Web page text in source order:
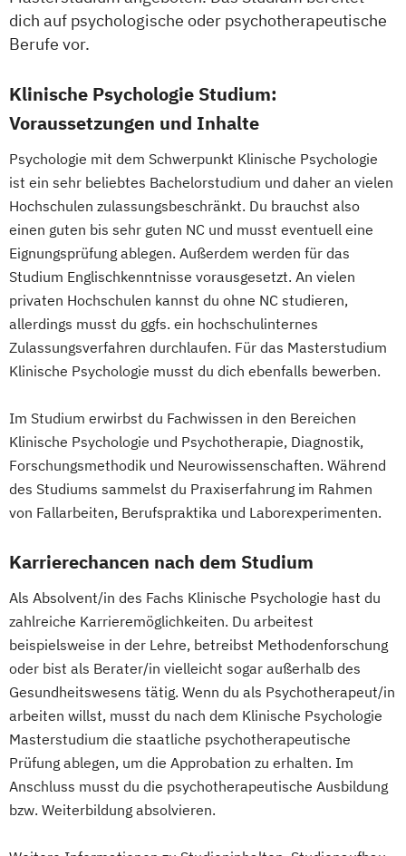
dich auf psychologische oder psychotherapeutische
Berufe vor.
Klinische Psychologie Studium:
Voraussetzungen und Inhalte
Psychologie mit dem Schwerpunkt Klinische Psychologie
ist ein sehr beliebtes Bachelorstudium und daher an vielen
Hochschulen zulassungsbeschränkt. Du brauchst also
einen guten bis sehr guten NC und musst eventuell eine
Eignungsprüfung ablegen. Außerdem werden für das
Studium Englischkenntnisse vorausgesetzt. An vielen
privaten Hochschulen kannst du ohne NC studieren,
allerdings musst du ggfs. ein hochschulinternes
Zulassungsverfahren durchlaufen. Für das Masterstudium
Klinische Psychologie musst du dich ebenfalls bewerben.
Im Studium erwirbst du Fachwissen in den Bereichen
Klinische Psychologie und Psychotherapie, Diagnostik,
Forschungsmethodik und Neurowissenschaften. Während
des Studiums sammelst du Praxiserfahrung im Rahmen
von Fallarbeiten, Berufspraktika und Laborexperimenten.
Karrierechancen nach dem Studium
Als Absolvent/in des Fachs Klinische Psychologie hast du
zahlreiche Karrieremöglichkeiten. Du arbeitest
beispielsweise in der Lehre, betreibst Methodenforschung
oder bist als Berater/in vielleicht sogar außerhalb des
Gesundheitswesens tätig. Wenn du als Psychotherapeut/in
arbeiten willst, musst du nach dem Klinische Psychologie
Masterstudium die staatliche psychotherapeutische
Prüfung ablegen, um die Approbation zu erhalten. Im
Anschluss musst du die psychotherapeutische Ausbildung
bzw. Weiterbildung absolvieren.